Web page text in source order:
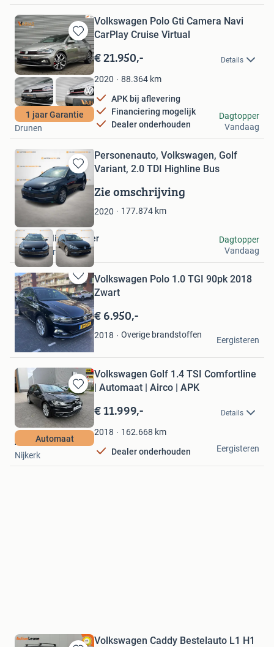
Bewaren
in
Mijn
Favorieten
1 jaar Garantie
Volkswagen Polo Gti Camera Navi
CarPlay Cruise Virtual
€ 21.950,- Details
2020 88.364 km
APK bij aflevering
Financiering mogelijk
Dealer onderhouden
Varias Cars
Drunen
Dagtopper
Vandaag
Bewaren
in
Mijn
Favorieten
Personenauto, Volkswagen, Golf
Variant, 2.0 TDI Highline Bus
Zie omschrijving
2020 177.874 km
Onlineveilingmeester
Soesterberg
Dagtopper
Vandaag
Bewaren
in
Mijn
Favorieten
Volkswagen Polo 1.0 TGI 90pk 2018
Zwart
€ 6.950,-
2018 Overige brandstoffen
Amsterdam
Eergisteren
Bewaren
in
Mijn
Favorieten
Automaat
Volkswagen Golf 1.4 TSI Comfortline
| Automaat | Airco | APK
€ 11.999,- Details
2018 162.668 km
Dealer onderhouden
A28 Auto's
Nijkerk
Eergisteren
Volkswagen Caddy Bestelauto L1 H1